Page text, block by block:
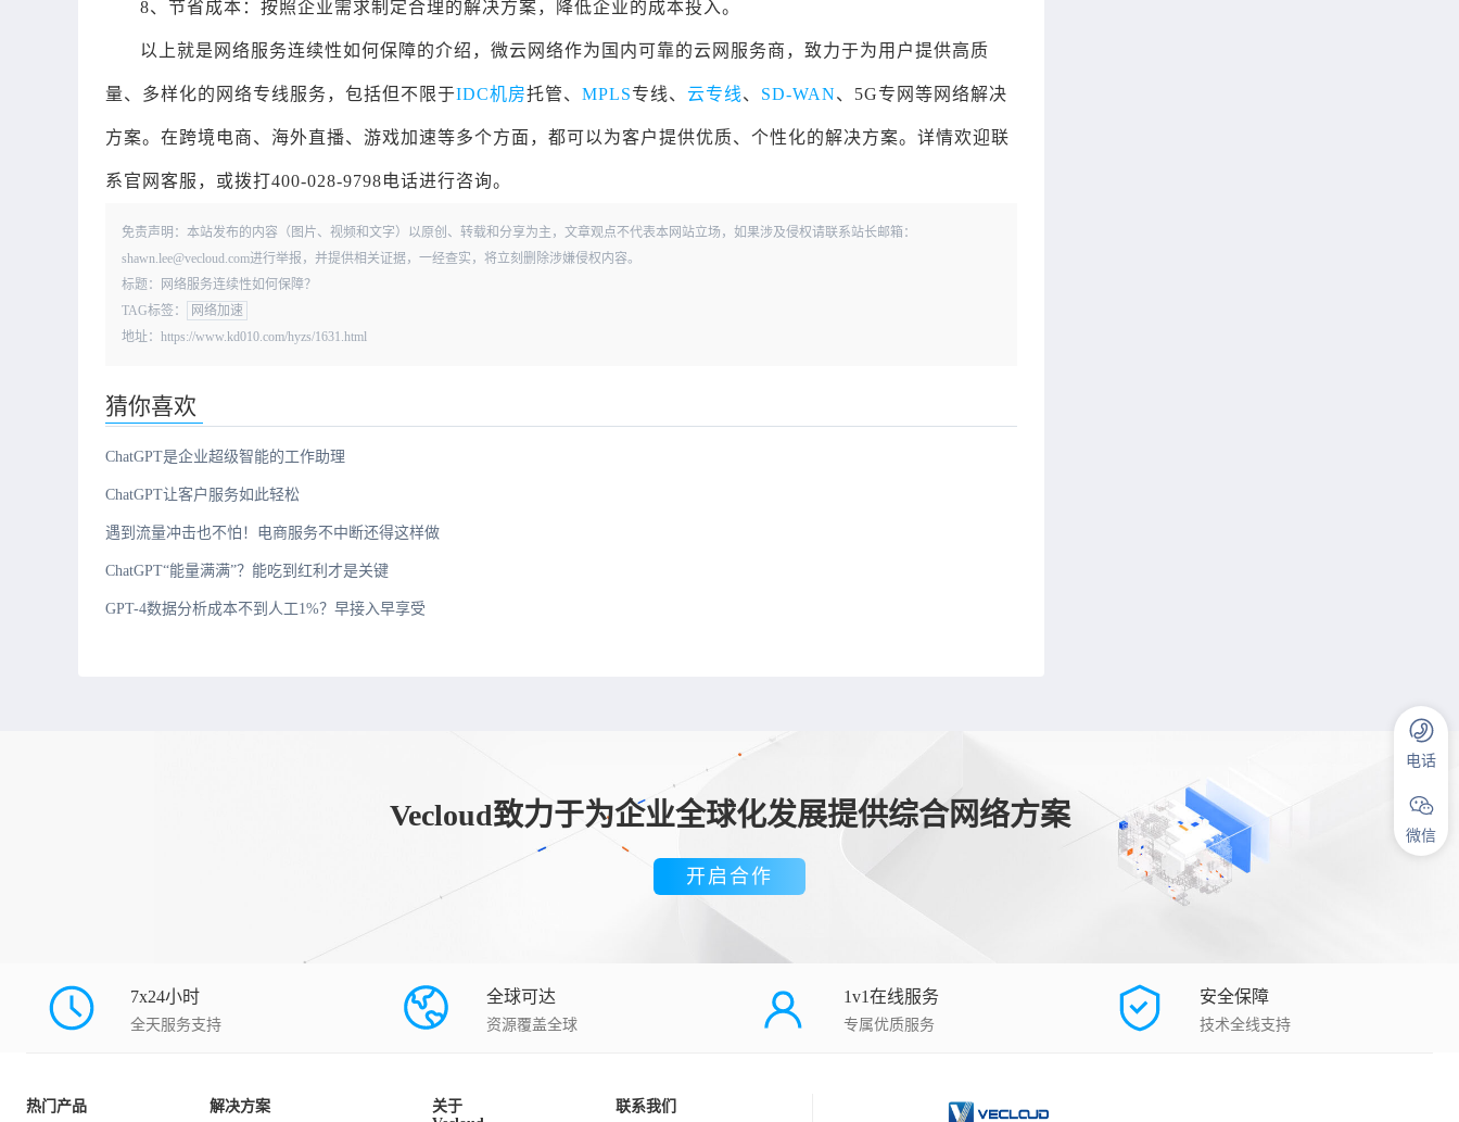
8、节省成本：按照企业需求制定合理的解决方案，降低企业的成本投入。
以上就是网络服务连续性如何保障的介绍，微云网络作为国内可靠的云网服务商，致力于为用户提供高质
量、多样化的网络专线服务，包括但不限于IDC机房托管、 MPLS专线、 云专线、 SD-WAN、5G专网等网络解决
方案。在跨境电商、海外直播、游戏加速等多个方面，都可以为客户提供优质、个性化的解决方案。详情欢迎联
系官网客服，或拨打400-028-9798电话进行咨询。
免责声明：本站发布的内容（图片、视频和文字）以原创、转载和分享为主，文章观点不代表本网站立场，如果涉及侵权请联系站长邮箱：
shawn.lee@vecloud.com进行举报，并提供相关证据，一经查实，将立刻删除涉嫌侵权内容。
标题：网络服务连续性如何保障？
TAG标签：
网络加速
地址：https://www.kd010.com/hyzs/1631.html
猜你喜欢
ChatGPT是企业超级智能的工作助理
ChatGPT让客户服务如此轻松
遇到流量冲击也不怕！电商服务不中断还得这样做
ChatGPT“能量满满”？能吃到红利才是关键
GPT-4数据分析成本不到人工1%？早接入早享受
Vecloud致力于为企业全球化发展提供综合网络方案
开启合作
7x24小时
全天服务支持
全球可达
资源覆盖全球
1v1在线服务
专属优质服务
安全保障
技术全线支持
热门产品 解决方案
关于
联系我们
电话
微信